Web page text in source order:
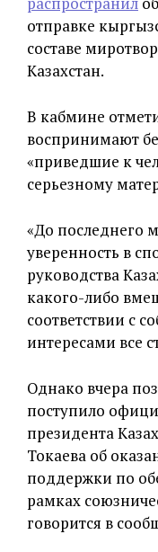
отправке
составе
Казахстан.
В кабмине
воспринимают
«приведшие к
серьезному
«До последнего
уверенность в
руководства
какого-либо
соответствии с
интересами все
Однако вчера
поступило
президента
Токаева об
поддержки по
рамках
говорится в